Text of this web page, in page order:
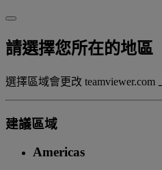
請選擇您所在的地區
選擇區域會更改 teamviewer.com
建議區域
Americas